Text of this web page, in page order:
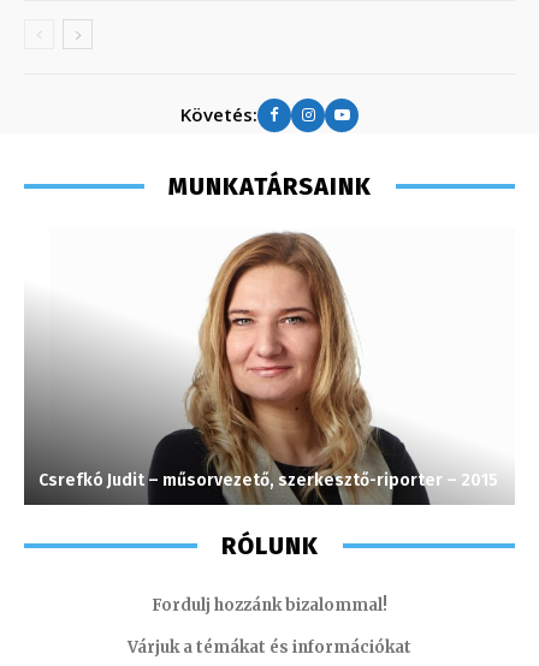
Követés:
MUNKATÁRSAINK
Csrefkó Judit – műsorvezető, szerkesztő-riporter – 2015
RÓLUNK
Fordulj hozzánk bizalommal!
Várjuk a témákat és információkat